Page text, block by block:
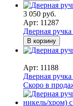
3 050 руб.
Арт: 11287
Дверная
В корзину
Арт: 11188
Дверная
Скоро в